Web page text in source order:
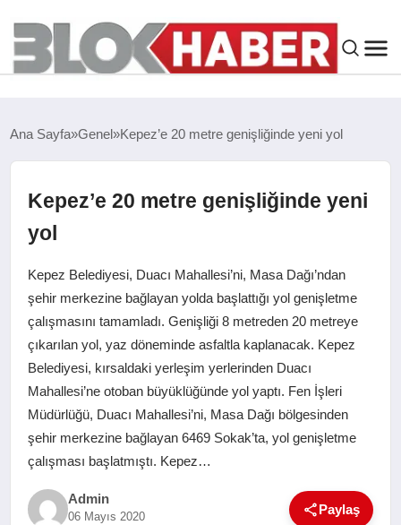
ASAYIŞ
SPOR
EKONOMI
SAĞLIK
EĞITIM
Ana Sayfa Genel Kepez’e 20 metre genişliğinde yeni yol
Kepez’e 20 metre genişliğinde yeni
yol
Kepez Belediyesi, Duacı Mahallesi’ni, Masa Dağı’ndan
şehir merkezine bağlayan yolda başlattığı yol genişletme
çalışmasını tamamladı. Genişliği 8 metreden 20 metreye
çıkarılan yol, yaz döneminde asfaltla kaplanacak. Kepez
Belediyesi, kırsaldaki yerleşim yerlerinden Duacı
Mahallesi’ne otoban büyüklüğünde yol yaptı. Fen İşleri
Müdürlüğü, Duacı Mahallesi’ni, Masa Dağı bölgesinden
şehir merkezine bağlayan 6469 Sokak’ta, yol genişletme
çalışması başlatmıştı. Kepez…
Admin
06 Mayıs 2020 Paylaş